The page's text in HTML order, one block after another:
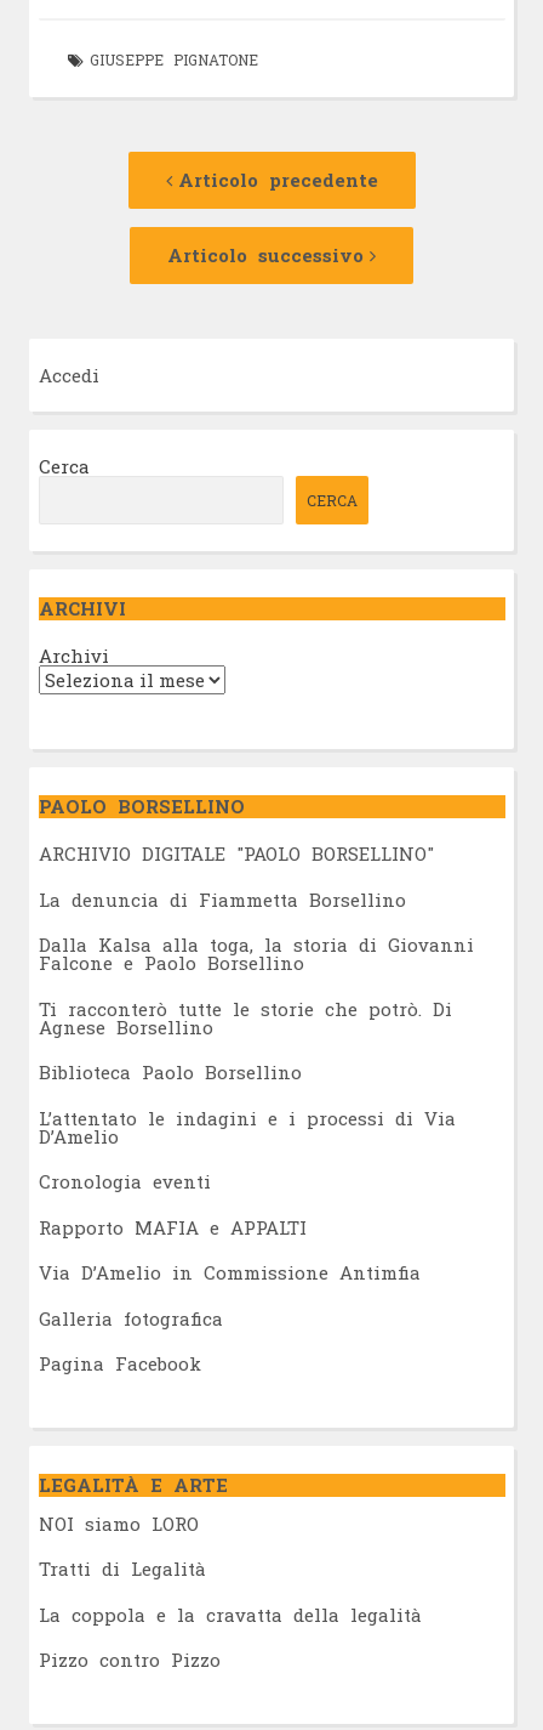
GIUSEPPE PIGNATONE
Navigazione
Articolo precedente
Articolo
Articolo successivo
Articolo
Accedi
Cerca
CERCA
ARCHIVI
Archivi
PAOLO BORSELLINO
ARCHIVIO DIGITALE "PAOLO BORSELLINO"
La denuncia di Fiammetta Borsellino
Dalla Kalsa alla toga, la storia di Giovanni
Falcone e Paolo Borsellino
Ti racconterò tutte le storie che potrò. Di
Agnese Borsellino
Biblioteca Paolo Borsellino
L’attentato le indagini e i processi di Via
D’Amelio
Cronologia eventi
Rapporto MAFIA e APPALTI
Via D’Amelio in Commissione Antimfia
Galleria fotografica
Pagina Facebook
LEGALITÀ E ARTE
NOI siamo LORO
Tratti di Legalità
La coppola e la cravatta della legalità
Pizzo contro Pizzo